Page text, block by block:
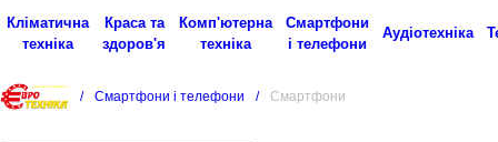
Кліматична
техніка
Краса та
здоров'я
Комп'ютерна
техніка
Смартфони
і телефони
Аудіотехніка
/ Смартфони і телефони / Смартфони